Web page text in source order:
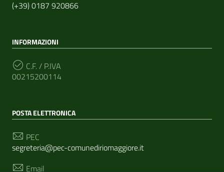
(+39) 0187 920866
INFORMAZIONI
C.F. / P.IVA
00215200114
POSTA ELETTRONICA
PEC
segreteria@pec-comunediriomaggiore.it
Email